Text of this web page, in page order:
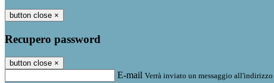
button close ×
Recupero password
button close ×
E-mail Verrà inviato un messaggio